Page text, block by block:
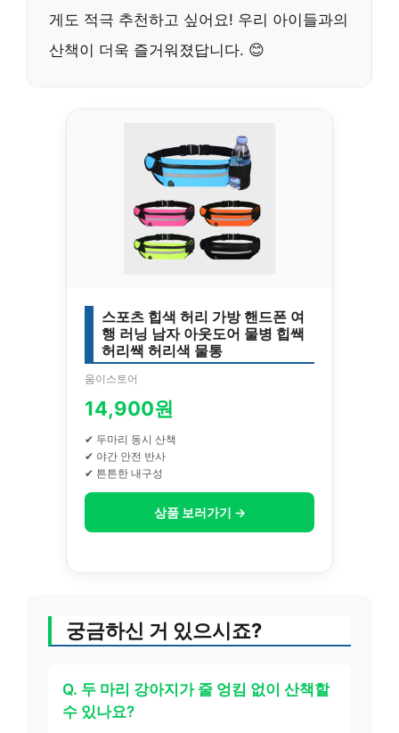
게도 적극 추천하고 싶어요! 우리 아이들과의
산책이 더욱 즐거워졌답니다. 😊
스포츠 힙색 허리 가방 핸드폰 여
행 러닝 남자 아웃도어 물병 힙쌕
허리쌕 허리색 물통
움이스토어
14,900원
✔ 두마리 동시 산책
✔ 야간 안전 반사
✔ 튼튼한 내구성
상품 보러가기 →
궁금하신 거 있으시죠?
Q. 두 마리 강아지가 줄 엉킴 없이 산책할
수 있나요?